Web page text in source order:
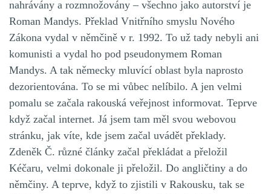
nahrávány a rozmnožovány – všechno jako autorství je
Roman Mandys. Překlad Vnitřního smyslu Nového
Zákona vydal v němčině v r. 1992. To už tady nebyli ani
komunisti a vydal ho pod pseudonymem Roman
Mandys. A tak německy mluvící oblast byla naprosto
dezorientována. To se mi vůbec nelíbilo. A jen velmi
pomalu se začala rakouská veřejnost informovat. Teprve
když začal internet. Já jsem tam měl svou webovou
stránku, jak víte, kde jsem začal uvádět překlady.
Zdeněk Č. různé články začal překládat a přeložil
Kéčaru, velmi dokonale ji přeložil. Do angličtiny a do
němčiny. A teprve, když to zjistili v Rakousku, tak se